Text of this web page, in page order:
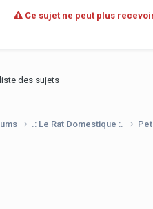
Ce sujet ne peut plus
des sujets
.: Le Rat Domestique :.